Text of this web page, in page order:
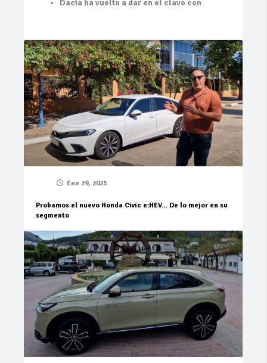
Dacia ha vuelto a dar en el clavo con
Ene 29, 2025
Probamos el nuevo Honda Civic e:HEV… De lo mejor en su
segmento